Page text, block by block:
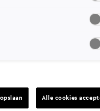
Alle cookies